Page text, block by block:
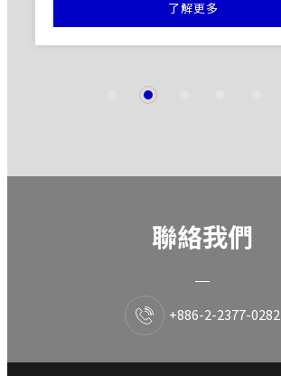
了解更多
2
聯絡我們
+886-2-2377-0282